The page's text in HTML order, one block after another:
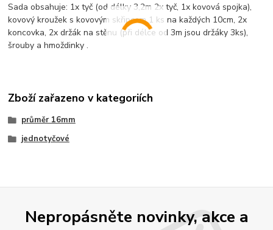
Sada obsahuje: 1x tyč (od délky 3,2m 2x tyč, 1x kovová spojka),
kovový kroužek s kovovým skřipcem 1 ks na každých 10cm, 2x
koncovka, 2x držák na stěnu (při délce od 3m jsou držáky 3ks),
šrouby a hmoždinky .
Zboží zařazeno v kategoriích
průměr 16mm
jednotyčové
Nepropásněte novinky, akce a